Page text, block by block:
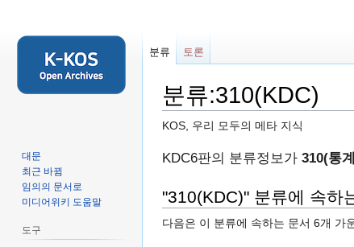
분류:310(KDC)
KOS, 우리 모두의 메타 지식
둘
보
기
로
검
하
러
가
KDC6판의 분류정보가 310(통
"310(KDC)" 분류에 속하
다음은 이 분류에 속하는 문서 6개 가
분류 토론
대문
최근 바뀜
임의의 문서로
미디어위키 도움말
도구